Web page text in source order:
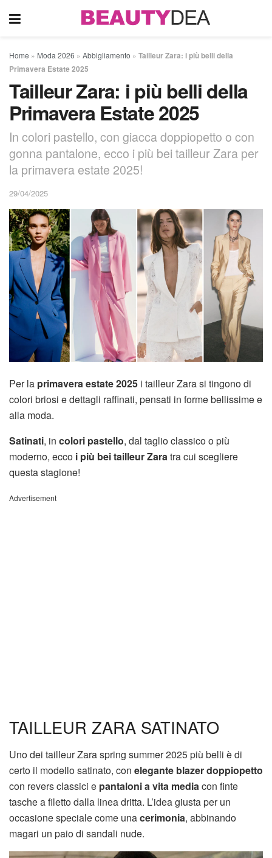
Home » Moda 2026 » Abbigliamento » Tailleur Zara: i più belli della
Primavera Estate 2025
Tailleur Zara: i più belli della
Primavera Estate 2025
In colori pastello, con giacca doppiopetto o con
gonna pantalone, ecco i più bei tailleur Zara per
la primavera estate 2025!
29/04/2025
Per la primavera estate2025 i tailleur Zara si tingono di
colori briosi e dettagli raffinati, pensati in forme bellissime e
alla moda.
Satinati, in colori pastello, dal taglio classico o più
moderno, ecco i più bei tailleur Zara tra cui scegliere
questa stagione!
Advertisement
TAILLEUR ZARA SATINATO
Uno dei tailleur Zara spring summer 2025 più belli è di
certo il modello satinato, con elegante blazer doppiopetto
con revers classici e pantaloni a vita mediacon finte
tasche a filetto dalla linea dritta. L’idea giusta per un
occasione speciale come unacerimonia, abbinando
magari un paio di sandali nude.